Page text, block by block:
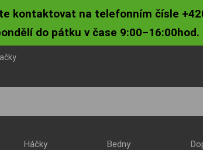
kontaktovat na telefonním čísle
do pátku v čase 9:00–16:00hod.
Háčky Bedny